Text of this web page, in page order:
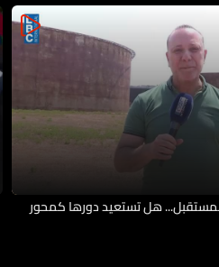
هل تستعيد دورها كمحور